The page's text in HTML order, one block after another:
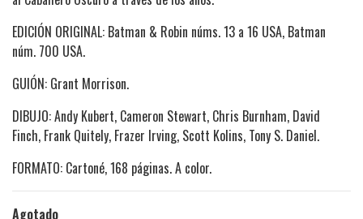
EDICIÓN ORIGINAL: Batman & Robin núms. 13 a 16 USA, Batman
núm. 700 USA.
GUIÓN: Grant Morrison.
DIBUJO: Andy Kubert, Cameron Stewart, Chris Burnham, David
Finch, Frank Quitely, Frazer Irving, Scott Kolins, Tony S. Daniel.
FORMATO: Cartoné, 168 páginas. A color.
Agotado